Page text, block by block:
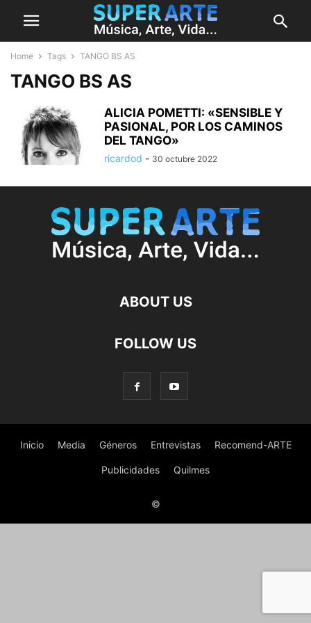
Home Tags TANGO BS AS
TANGO BS AS
ALICIA POMETTI: «SENSIBLE Y
PASIONAL, POR LOS CAMINOS
DEL TANGO»
ricardod - 30 octubre 2022
ABOUT US
FOLLOW US
Inicio Media Géneros Entrevistas Recomend-ARTE
Publicidades Quilmes
©